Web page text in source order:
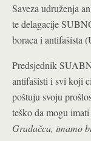
Saveza udruženja
te delagacije
boraca i antifašista
Predsjednik
antifašisti i svi koji
poštuju svoju
teško da mogu
Gradačca, imamo